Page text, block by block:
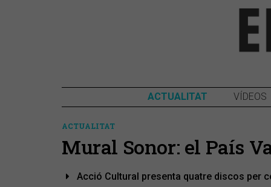
ACTUALITAT VÍDEOS
ACTUALITAT
Mural Sonor: el País
Acció Cultural presenta quatre discos per